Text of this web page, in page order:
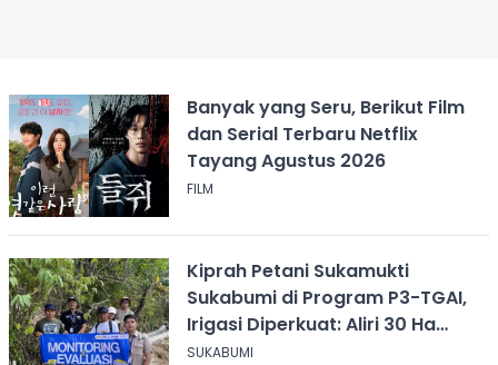
Banyak yang Seru, Berikut Film
dan Serial Terbaru Netflix
Tayang Agustus 2026
FILM
Kiprah Petani Sukamukti
Sukabumi di Program P3-TGAI,
Irigasi Diperkuat: Aliri 30 Ha
Sawah
SUKABUMI